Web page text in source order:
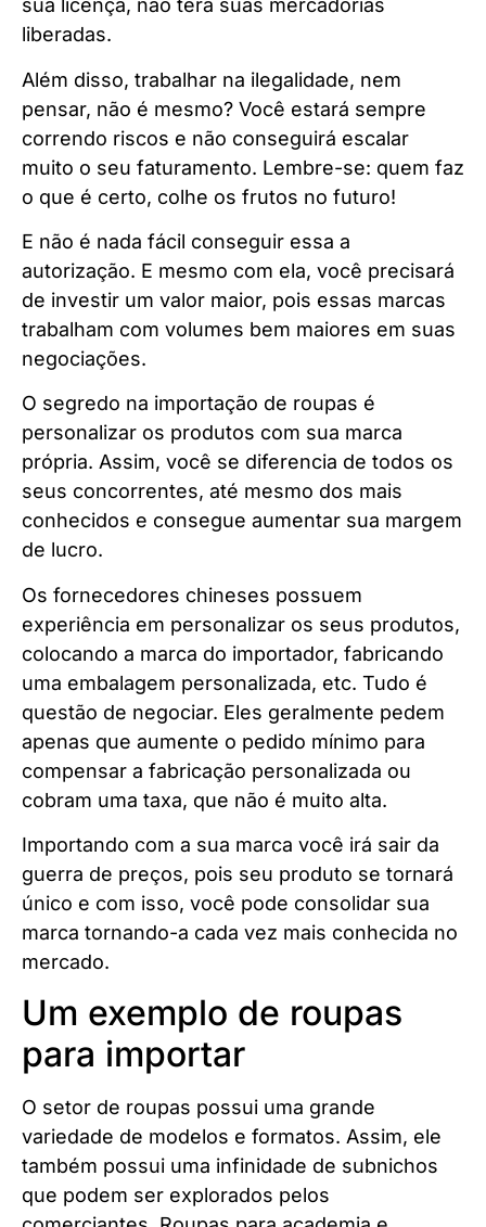
sua licença, não terá suas mercadorias
liberadas.
Além disso, trabalhar na ilegalidade, nem
pensar, não é mesmo? Você estará sempre
correndo riscos e não conseguirá escalar
muito o seu faturamento. Lembre-se: quem faz
o que é certo, colhe os frutos no futuro!
E não é nada fácil conseguir essa a
autorização. E mesmo com ela, você precisará
de investir um valor maior, pois essas marcas
trabalham com volumes bem maiores em suas
negociações.
O segredo na importação de roupas é
personalizar os produtos com sua marca
própria. Assim, você se diferencia de todos os
seus concorrentes, até mesmo dos mais
conhecidos e consegue aumentar sua margem
de lucro.
Os fornecedores chineses possuem
experiência em personalizar os seus produtos,
colocando a marca do importador, fabricando
uma embalagem personalizada, etc. Tudo é
questão de negociar. Eles geralmente pedem
apenas que aumente o pedido mínimo para
compensar a fabricação personalizada ou
cobram uma taxa, que não é muito alta.
Importando com a sua marca você irá sair da
guerra de preços, pois seu produto se tornará
único e com isso, você pode consolidar sua
marca tornando-a cada vez mais conhecida no
mercado.
Um exemplo de roupas
para importar
O setor de roupas possui uma grande
variedade de modelos e formatos. Assim, ele
também possui uma infinidade de subnichos
que podem ser explorados pelos